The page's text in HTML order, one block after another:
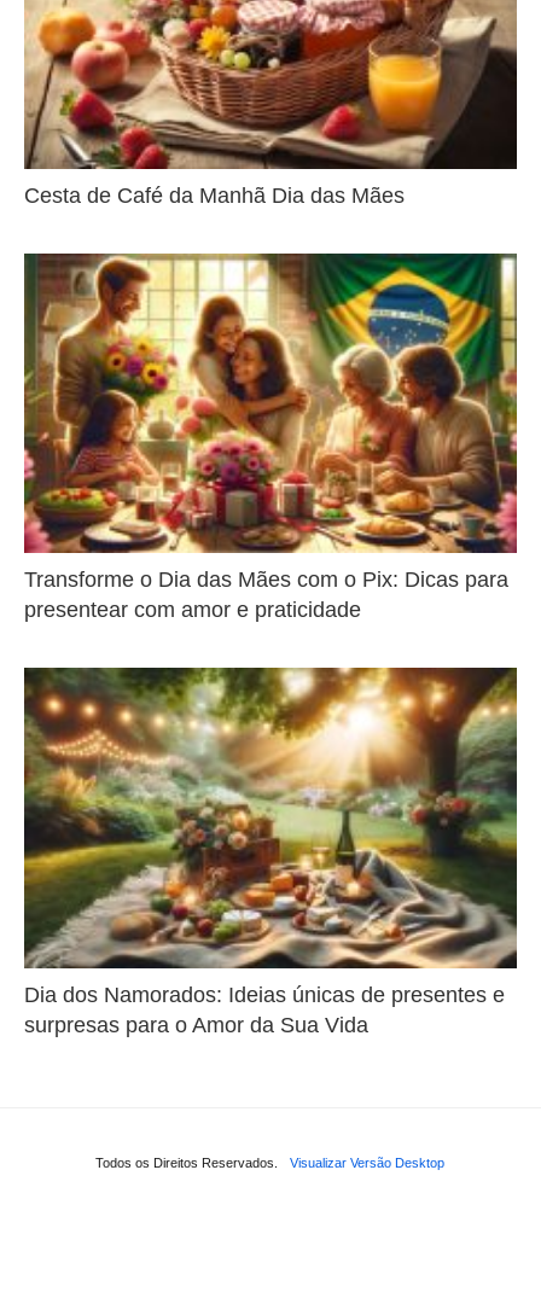
Cesta de Café da Manhã Dia das Mães
Transforme o Dia das Mães com o Pix: Dicas para
presentear com amor e praticidade
Dia dos Namorados: Ideias únicas de presentes e
surpresas para o Amor da Sua Vida
Todos os Direitos Reservados. Visualizar Versão Desktop